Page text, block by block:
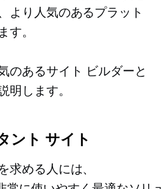
より人気のあるプラット
す。
のあるサイト ビルダーと
明します。
ント サイト
求める人には、